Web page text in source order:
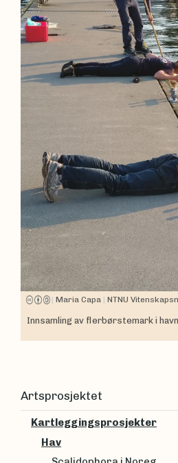
| Maria Capa | NTNU
Innsamling av flerbørstemark i
Artsprosjektet
Kartleggingsprosjekter
Hav